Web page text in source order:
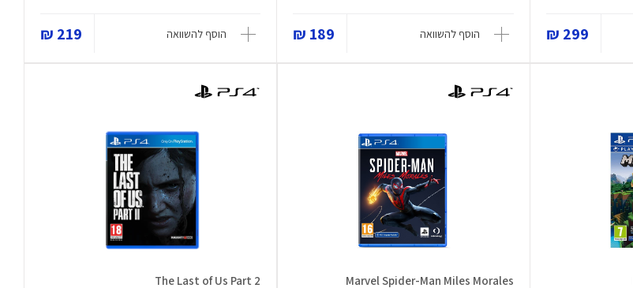
299 ₪ הוסף להשוואה 189 ₪ הוסף להשוואה 219 ₪
Marvel Spider-Man Miles Morales
The Last of Us Part 2